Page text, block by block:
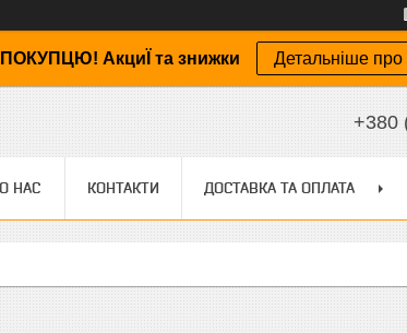
АкциЇ та знижки Детальніше про
+380
НАС КОНТАКТИ ДОСТАВКА ТА ОПЛАТА